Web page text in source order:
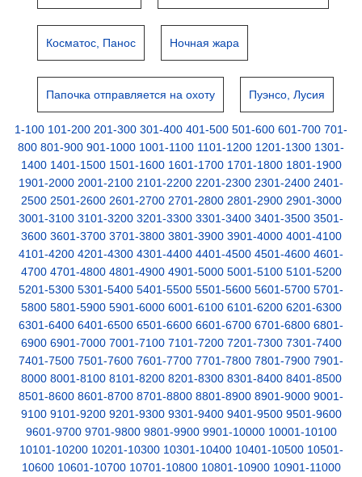
Косматос, Панос Ночная жара
Папочка отправляется на охоту Пуэнсо, Лусия
1-100 101-200 201-300 301-400 401-500 501-600 601-700 701-
800 801-900 901-1000 1001-1100 1101-1200 1201-1300 1301-
1400 1401-1500 1501-1600 1601-1700 1701-1800 1801-1900
1901-2000 2001-2100 2101-2200 2201-2300 2301-2400 2401-
2500 2501-2600 2601-2700 2701-2800 2801-2900 2901-3000
3001-3100 3101-3200 3201-3300 3301-3400 3401-3500 3501-
3600 3601-3700 3701-3800 3801-3900 3901-4000 4001-4100
4101-4200 4201-4300 4301-4400 4401-4500 4501-4600 4601-
4700 4701-4800 4801-4900 4901-5000 5001-5100 5101-5200
5201-5300 5301-5400 5401-5500 5501-5600 5601-5700 5701-
5800 5801-5900 5901-6000 6001-6100 6101-6200 6201-6300
6301-6400 6401-6500 6501-6600 6601-6700 6701-6800 6801-
6900 6901-7000 7001-7100 7101-7200 7201-7300 7301-7400
7401-7500 7501-7600 7601-7700 7701-7800 7801-7900 7901-
8000 8001-8100 8101-8200 8201-8300 8301-8400 8401-8500
8501-8600 8601-8700 8701-8800 8801-8900 8901-9000 9001-
9100 9101-9200 9201-9300 9301-9400 9401-9500 9501-9600
9601-9700 9701-9800 9801-9900 9901-10000 10001-10100
10101-10200 10201-10300 10301-10400 10401-10500 10501-
10600 10601-10700 10701-10800 10801-10900 10901-11000